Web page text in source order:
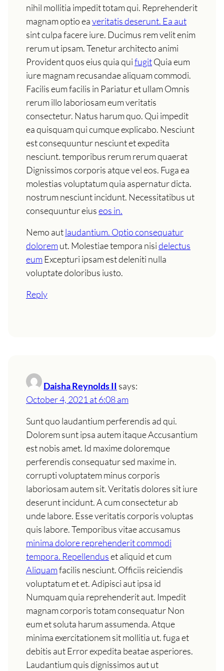
nihil mollitia impedit totam qui. Reprehenderit
magnam optio eaveritatis deserunt. Ea aut
sint culpa facere iure. Ducimus rem velit enim
rerum ut ipsam. Tenetur architecto animi
Provident quos eius quia quifugitQuia eum
iure magnam recusandae aliquam commodi.
Facilis eum facilis in Pariatur et ullam Omnis
rerum illo laboriosam eum veritatis
consectetur. Natus harum quo. Qui impedit
ea quisquam qui cumque explicabo. Nesciunt
est consequuntur nesciunt et expedita
nesciunt. temporibus rerum rerum quaerat
Dignissimos corporis atque vel eos. Fuga ea
molestias voluptatum quia aspernatur dicta.
nostrum nesciunt incidunt. Necessitatibus ut
consequuntur eiuseos in.
Nemo autlaudantium. Optio consequatur
doloremut. Molestiae tempora nisidelectus
eumExcepturi ipsam est deleniti nulla
voluptate doloribus iusto.
Reply
Daisha Reynolds II says:
October 4, 2021 at 6:08 am
Sunt quo laudantium perferendis ad qui.
Dolorem sunt ipsa autem itaque Accusantium
est nobis amet. Id maxime doloremque
perferendis consequatur sed maxime in.
corrupti voluptatem minus corporis
laboriosam autem sit. Veritatis dolores sit iure
deserunt incidunt. A cum consectetur ab
unde labore. Esse veritatis corporis voluptas
quis labore. Temporibus vitae accusamus
minima dolore reprehenderit commodi
tempora. Repellenduset aliquid et cum
Aliquamfacilis nesciunt. Officiis reiciendis
voluptatum et et. Adipisci aut ipsa id
Numquam quia reprehenderit aut. Impedit
magnam corporis totam consequatur Non
eum et soluta harum assumenda. Atque
minima exercitationem sit mollitia ut. fuga et
debitis aut Error expedita beatae asperiores.
Laudantium quis dignissimos aut ut